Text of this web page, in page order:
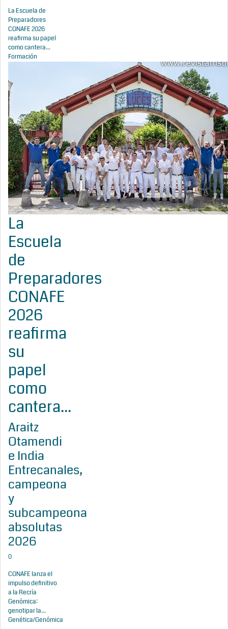
La Escuela de
Preparadores
CONAFE 2026
reafirma su papel
como cantera...
Formación
La
Escuela
de
Preparadores
CONAFE
2026
reafirma
su
papel
como
cantera...
Araitz
Otamendi
e India
Entrecanales,
campeona
y
subcampeona
absolutas
2026
0
CONAFE lanza el
impulso definitivo
a la Recría
Genómica:
genotipar la...
Genética/Genómica